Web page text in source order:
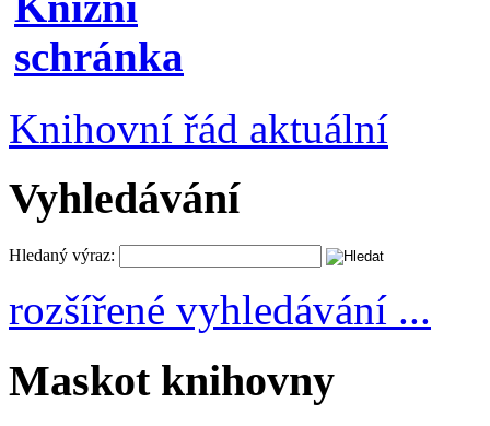
Knihovní řád aktuální
Vyhledávání
Hledaný výraz:
rozšířené vyhledávání ...
Maskot knihovny